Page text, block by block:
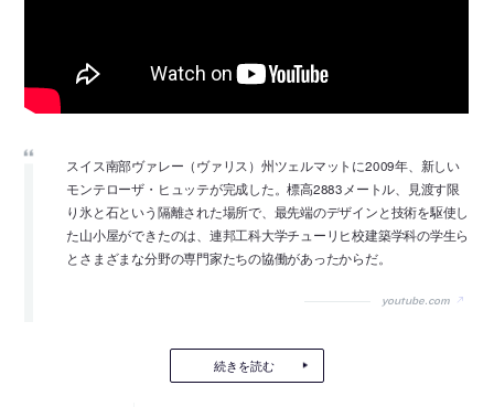
スイス南部ヴァレー（ヴァリス）州ツェルマットに2009年、新しい
モンテローザ・ヒュッテが完成した。標高2883メートル、見渡す限
り氷と石という隔離された場所で、最先端のデザインと技術を駆使し
た山小屋ができたのは、連邦工科大学チューリヒ校建築学科の学生ら
とさまざまな分野の専門家たちの協働があったからだ。
youtube.com
続きを読む